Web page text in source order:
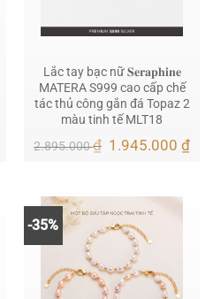
1.350.000 ₫.
Lắc tay bạc nữ 𝐒𝐞𝐫𝐚𝐩𝐡𝐢𝐧𝐞
MATERA S999 cao cấp chế
tác thủ công gắn đá Topaz 2
màu tinh tế MLT18
2.895.000₫ Giá
1.945.000₫Giá
-35%